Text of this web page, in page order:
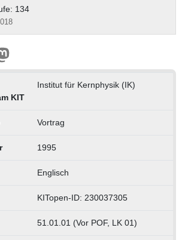
134
KIT
Institut für Kernphysik (IK)
Vortrag
1995
Englisch
KITopen-ID: 230037305
51.01.01 (Vor POF, LK 01)